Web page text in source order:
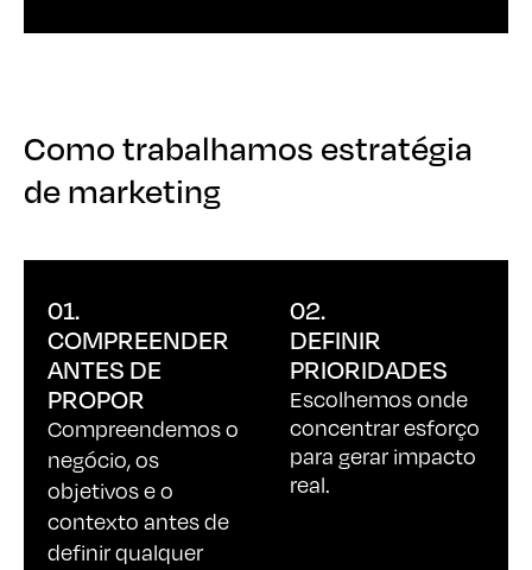
Como trabalhamos estratégia
Como trabalhamos estratégia
de marketing
de marketing
DEFINIR
PRIORIDADES
Escolhemos onde
concentrar esforço
para gerar impacto
real.
COMPREENDER
ANTES DE
PROPOR
Compreendemos o
negócio, os
objetivos e o
contexto antes de
definir qualquer
ação.